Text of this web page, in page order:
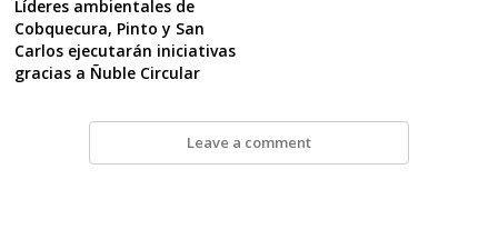
Líderes ambientales de
Cobquecura, Pinto y San
Carlos ejecutarán iniciativas
gracias a Ñuble Circular
Leave a comment